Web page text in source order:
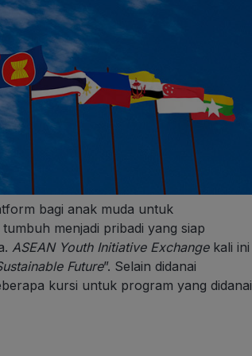
bagi anak muda untuk
menjadi pribadi yang siap
ASEAN Youth Initiative Exchangekali ini
Future”. Selain didanai
kursi untuk program yang didanai